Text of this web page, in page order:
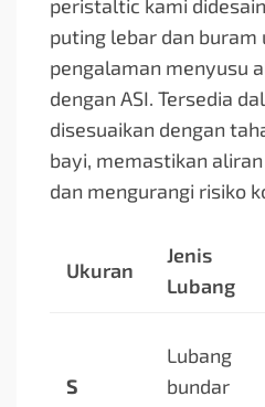
peristaltic kami
puting lebar dan
pengalaman menyusu
dengan ASI. Tersedia
disesuaikan dengan
bayi, memastikan
dan mengurangi risiko
Ukuran
Jenis
Lubang
S
Lubang
bundar